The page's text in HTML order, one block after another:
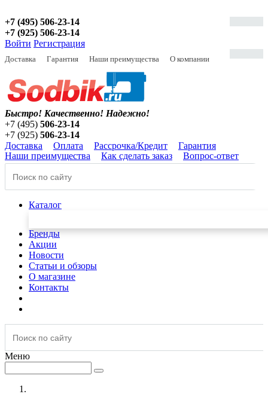
+7 (495) 506-23-14
+7 (925) 506-23-14
Войти Регистрация
Доставка Гарантия Наши преимущества О компании
Быстро! Качественно! Надежно!
+7 (495) 506-23-14
+7 (925) 506-23-14
Доставка
Оплата Рассрочка/Кредит
Гарантия
Наши преимущества
Как сделать заказ Вопрос-ответ
Каталог
Бренды
Акции
Новости
Статьи и обзоры
О магазине
Контакты
Меню